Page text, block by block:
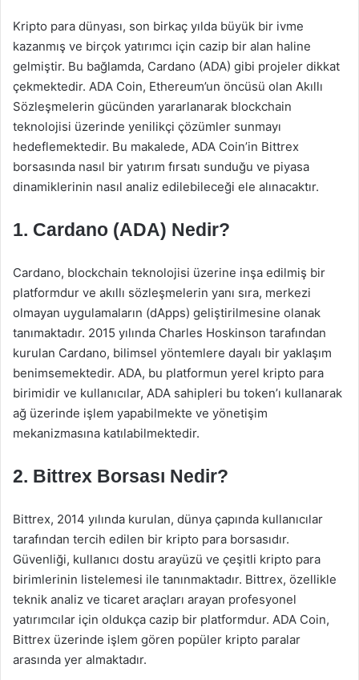
Kripto para dünyası, son birkaç yılda büyük bir ivme
kazanmış ve birçok yatırımcı için cazip bir alan haline
gelmiştir. Bu bağlamda, Cardano (ADA) gibi projeler dikkat
çekmektedir. ADA Coin, Ethereum’un öncüsü olan Akıllı
Sözleşmelerin gücünden yararlanarak blockchain
teknolojisi üzerinde yenilikçi çözümler sunmayı
hedeflemektedir. Bu makalede, ADA Coin’in Bittrex
borsasında nasıl bir yatırım fırsatı sunduğu ve piyasa
dinamiklerinin nasıl analiz edilebileceği ele alınacaktır.
1. Cardano (ADA) Nedir?
Cardano, blockchain teknolojisi üzerine inşa edilmiş bir
platformdur ve akıllı sözleşmelerin yanı sıra, merkezi
olmayan uygulamaların (dApps) geliştirilmesine olanak
tanımaktadır. 2015 yılında Charles Hoskinson tarafından
kurulan Cardano, bilimsel yöntemlere dayalı bir yaklaşım
benimsemektedir. ADA, bu platformun yerel kripto para
birimidir ve kullanıcılar, ADA sahipleri bu token’ı kullanarak
ağ üzerinde işlem yapabilmekte ve yönetişim
mekanizmasına katılabilmektedir.
2. Bittrex Borsası Nedir?
Bittrex, 2014 yılında kurulan, dünya çapında kullanıcılar
tarafından tercih edilen bir kripto para borsasıdır.
Güvenliği, kullanıcı dostu arayüzü ve çeşitli kripto para
birimlerinin listelemesi ile tanınmaktadır. Bittrex, özellikle
teknik analiz ve ticaret araçları arayan profesyonel
yatırımcılar için oldukça cazip bir platformdur. ADA Coin,
Bittrex üzerinde işlem gören popüler kripto paralar
arasında yer almaktadır.